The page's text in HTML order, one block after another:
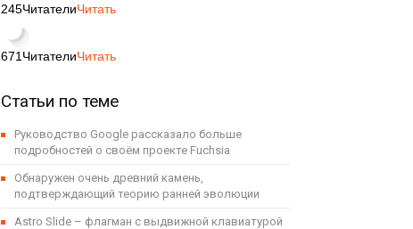
245ЧитателиЧитать
671 ЧитателиЧитать
Статьи по теме
Руководство Google рассказало больше
подробностей о своём проекте Fuchsia
Обнаружен очень древний камень,
подтверждающий теорию ранней эволюции
Astro Slide – флагман с выдвижной клавиатурой